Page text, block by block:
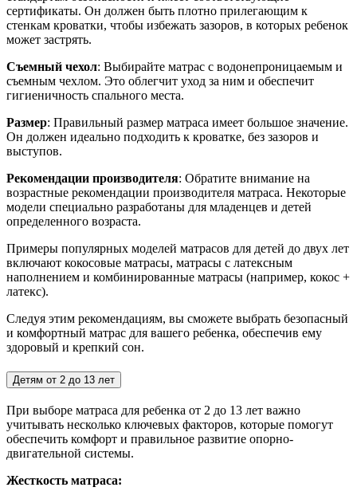
сертификаты. Он должен быть плотно прилегающим к
стенкам кроватки, чтобы избежать зазоров, в которых ребенок
может застрять.
Съемный чехол: Выбирайте матрас с водонепроницаемым и
съемным чехлом. Это облегчит уход за ним и обеспечит
гигиеничность спального места.
Размер: Правильный размер матраса имеет большое значение.
Он должен идеально подходить к кроватке, без зазоров и
выступов.
Рекомендации производителя: Обратите внимание на
возрастные рекомендации производителя матраса. Некоторые
модели специально разработаны для младенцев и детей
определенного возраста.
Примеры популярных моделей матрасов для детей до двух лет
включают кокосовые матрасы, матрасы с латексным
наполнением и комбинированные матрасы (например, кокос +
латекс).
Следуя этим рекомендациям, вы сможете выбрать безопасный
и комфортный матрас для вашего ребенка, обеспечив ему
здоровый и крепкий сон.
Детям от 2 до 13 лет
При выборе матраса для ребенка от 2 до 13 лет важно
учитывать несколько ключевых факторов, которые помогут
обеспечить комфорт и правильное развитие опорно-
двигательной системы.
Жесткость матраса: